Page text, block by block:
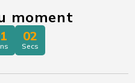
moment
00
Secs